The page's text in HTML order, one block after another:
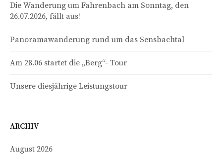
Die Wanderung um Fahrenbach am Sonntag, den
26.07.2026, fällt aus!
Panoramawanderung rund um das Sensbachtal
Am 28.06 startet die „Berg“- Tour
Unsere diesjährige Leistungstour
ARCHIV
August 2026